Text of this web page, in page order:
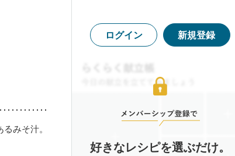
みそ汁。
ログイン 新規登録
好きなレシピを選ぶだけ。